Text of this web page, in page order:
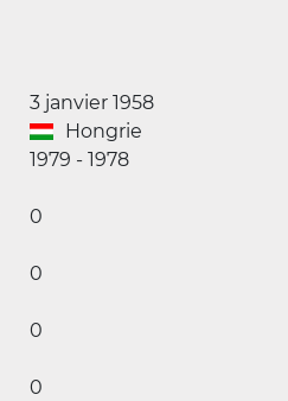
3 janvier 1958
Hongrie
1979 - 1978
0
0
0
0